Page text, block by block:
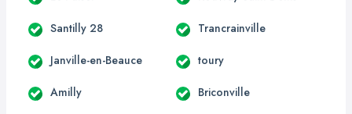
Santilly 28 Trancrainville
Janville-en-Beauce toury
Amilly Briconville